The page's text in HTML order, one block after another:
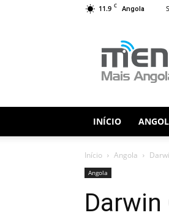
11.9 C Angola
INÍCIO
Início Angola
Angola